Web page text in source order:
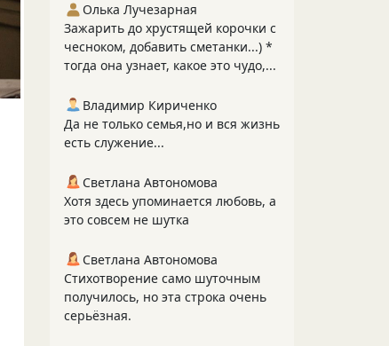
Олька Лучезарная
Зажарить до хрустящей корочки с
чесноком, добавить сметанки...) *
тогда она узнает, какое это чудо,...
Владимир Кириченко
Да не только семья,но и вся жизнь
есть служение...
Светлана Автономова
Хотя здесь упоминается любовь, а
это совсем не шутка
Светлана Автономова
Стихотворение само шуточным
получилось, но эта строка очень
серьёзная.